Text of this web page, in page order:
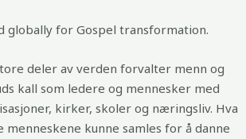
globally for Gospel transformation.
deler av verden forvalter menn og
kall som ledere og mennesker med
kirker, skoler og næringsliv. Hva
menneskene kunne samles for å danne